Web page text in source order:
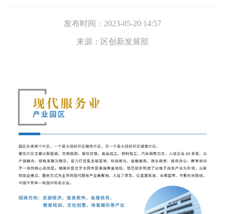
发布时间： 2023-05-20 14:57
来源： 区创新发展部